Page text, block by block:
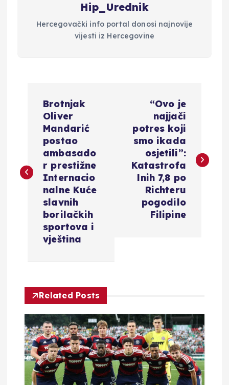
Hip_Urednik
Hercegovački info portal donosi najnovije
vijesti iz Hercegovine
i
a
o
b
Brotnjak
Oliver
Mandarić
postao
ambasado
r prestižne
Internacio
nalne Kuće
slavnih
borilačkih
sportova i
vještina
“Ovo je
najjači
potres koji
smo ikada
osjetili”:
Katastrofa
lnih 7,8 po
Richteru
pogodilo
Filipine
Related Posts